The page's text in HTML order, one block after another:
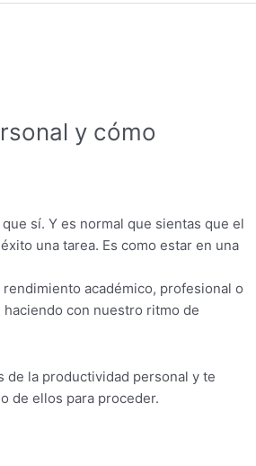
y cómo
sí. Y es normal que sientas que el
una tarea. Es como estar en una
académico, profesional o
con nuestro ritmo de
de la productividad personal y te
de ellos para proceder.